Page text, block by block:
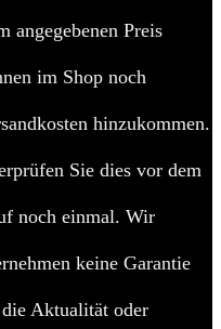
angegebenen Preis
im Shop noch
hinzukommen.
Sie dies vor dem
noch einmal. Wir
keine Garantie
Aktualität oder